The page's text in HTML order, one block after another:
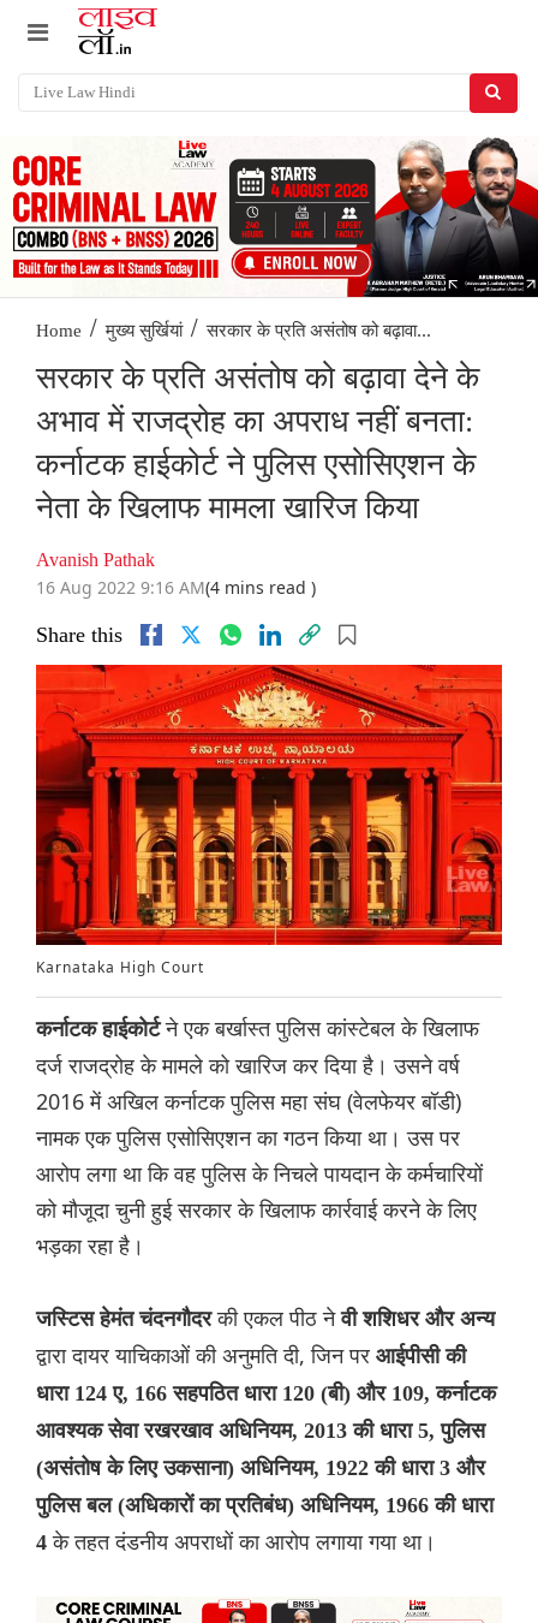
Home / मुख्य सुर्खियां / सरकार के प्रति असंतोष को बढ़ावा...
सरकार के प्रति असंतोष को बढ़ावा देने के
अभाव में राजद्रोह का अपराध नहीं बनता:
कर्नाटक हाईकोर्ट ने पुलिस एसोसिएशन के
नेता के खिलाफ मामला खारिज किया
Avanish Pathak
16 Aug 2022 9:16 AM(4 mins read )
Share this
Karnataka High Court
कर्नाटक हाईकोर्टने एक बर्खास्त पुलिस कांस्टेबल के खिलाफ
दर्ज राजद्रोह के मामले को खारिज कर दिया है। उसने वर्ष
2016 में अखिल कर्नाटक पुलिस महा संघ (वेलफेयर बॉडी)
नामक एक पुलिस एसोसिएशन का गठन किया था। उस पर
आरोप लगा था कि वह पुलिस के निचले पायदान के कर्मचारियों
को मौजूदा चुनी हुई सरकार के खिलाफ कार्रवाई करने के लिए
भड़का रहा है।
जस्टिस हेमंत चंदनगौदरकी एकल पीठ नेवी शशिधर और अन्य
द्वारा दायर याचिकाओं की अनुमति दी, जिन पर आईपीसी की
धारा 124 ए, 166 सहपठित धारा 120 (बी) और 109, कर्नाटक
आवश्यक सेवा रखरखाव अधिनियम, 2013 की धारा 5, पुलिस
(असंतोष के लिए उकसाना) अधिनियम, 1922 की धारा 3 और
पुलिस बल (अधिकारों का प्रतिबंध) अधिनियम, 1966 की धारा
4के तहत दंडनीय अपराधों का आरोप लगाया गया था।